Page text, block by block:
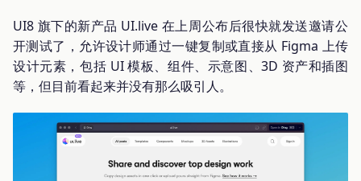
UI8 旗下的新产品 UI.live 在上周公布后很快就发送邀请公
开测试了，允许设计师通过一键复制或直接从 Figma 上传
设计元素，包括 UI 模板、组件、示意图、3D 资产和插图
等，但目前看起来并没有那么吸引人。